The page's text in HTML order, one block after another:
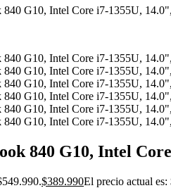
840 G10, Intel
$389.990El precio actual es: